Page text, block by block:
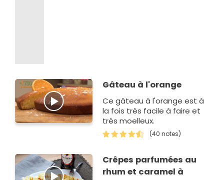
Gâteau à l'orange
Ce gâteau à l'orange est à
la fois très facile à faire et
très moelleux.
(40 notes)
Crêpes parfumées au
rhum et caramel à